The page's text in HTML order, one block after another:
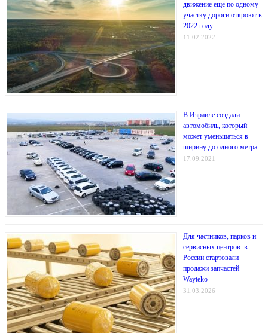
движение ещё по одному
участку дороги откроют в
2022 году
11.02.2022
В Израиле создали
автомобиль, который
может уменьшаться в
ширину до одного метра
17.09.2021
Для частников, парков и
сервисных центров: в
России стартовали
продажи запчастей
Wayteko
31.03.2026